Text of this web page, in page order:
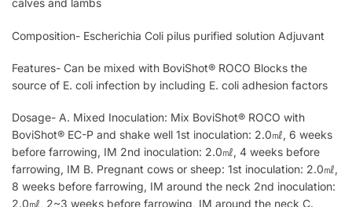
calves and lambs
Composition- Escherichia Coli pilus purified solution Adjuvant
Features- Can be mixed with BoviShot® ROCO Blocks the
source of E. coli infection by including E. coli adhesion factors
Dosage- A. Mixed Inoculation: Mix BoviShot® ROCO with
BoviShot® EC-P and shake well 1st inoculation: 2.0㎖, 6 weeks
before farrowing, IM 2nd inoculation: 2.0㎖, 4 weeks before
farrowing, IM B. Pregnant cows or sheep: 1st inoculation: 2.0㎖,
8 weeks before farrowing, IM around the neck 2nd inoculation:
2.0㎖, 2~3 weeks before farrowing, IM around the neck C.